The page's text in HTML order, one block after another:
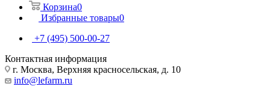
Корзина0
Избранные товары0
+7 (495) 500-00-27
Контактная информация
г. Москва, Верхняя красносельская, д. 10
info@lefarm.ru